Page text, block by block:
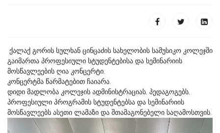
ქალაქ გორის სულხან ცინცაძის სახელობის სამუსიკო კოლეჯში
გაიმართა პროფესიული სტუდენტებისა და სემინარიის
მოსწავლეების ღია კონცერტი.
კონცერტმა წარმატებით ჩაიარა.
დიდი მადლობა კოლეჯის ადმინისტრაციას, პედაგოგებს,
პროფესიული პროგრამის სტუდენტებსა და სემინარიის
მოსწავლეებს ასეთი ლამაზი და შთამაგონებელი საღამოსთვის.